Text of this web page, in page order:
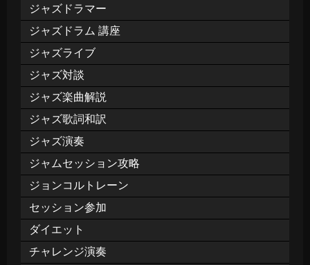
ジャズドラマー
ジャズドラム 講座
ジャズライブ
ジャズ対談
ジャズ楽曲解説
ジャズ歌詞和訳
ジャズ演奏
ジャムセッション攻略
ジョンコルトレーン
セッション参加
ダイエット
チャレンジ演奏